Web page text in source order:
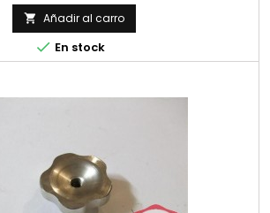
 Añadir al carro
 En stock